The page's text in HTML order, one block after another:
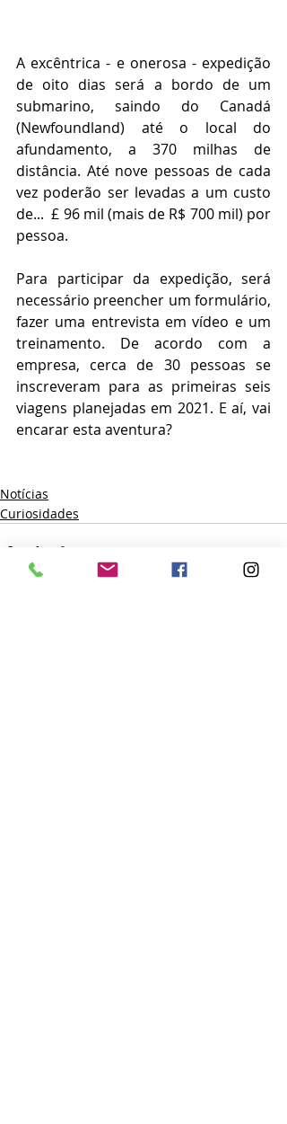
A excêntrica - e onerosa - expedição
de oito dias será a bordo de um
submarino, saindo do Canadá
(Newfoundland) até o local do
afundamento, a 370 milhas de
distância. Até nove pessoas de cada
vez poderão ser levadas a um custo
de...  £ 96 mil (mais de R$ 700 mil) por
pessoa.
Para participar da expedição, será
necessário preencher um formulário,
fazer uma entrevista em vídeo e um
treinamento. De acordo com a
empresa, cerca de 30 pessoas se
inscreveram para as primeiras seis
viagens planejadas em 2021. E aí, vai
encarar esta aventura?
Notícias
Curiosidades